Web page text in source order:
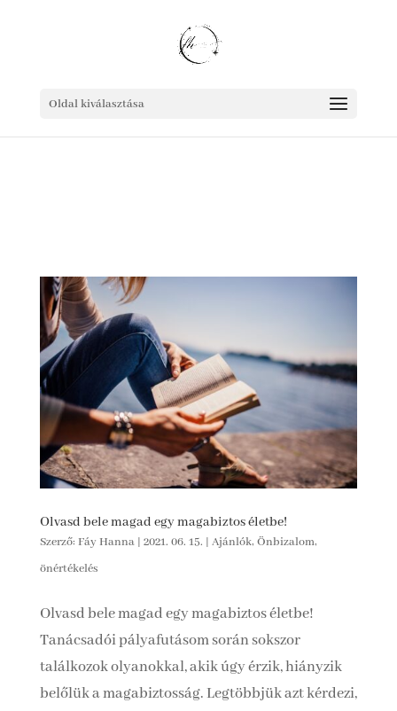
Oldal kiválasztása
Olvasd bele magad egy magabiztos életbe!
Szerző: Fáy Hanna| 2021. 06. 15. | Ajánlók, Önbizalom,
önértékelés
Olvasd bele magad egy magabiztos életbe!
Tanácsadói pályafutásom során sokszor
találkozok olyanokkal, akik úgy érzik, hiányzik
belőlük a magabiztosság. Legtöbbjük azt kérdezi,